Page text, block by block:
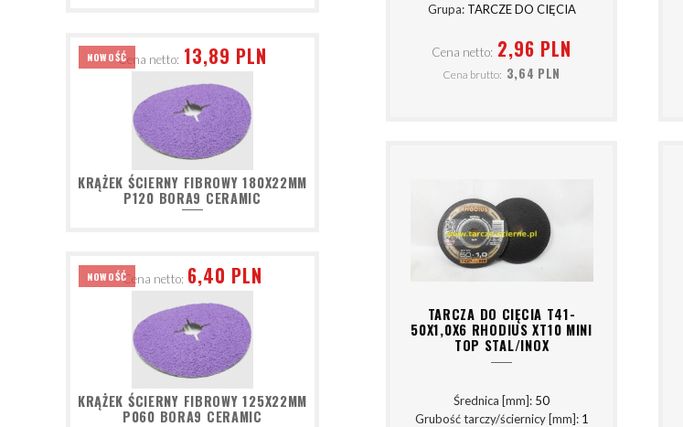
NOWOŚĆCena netto: 13,89 PLN
KRĄŻEK ŚCIERNY FIBROWY 180X22MM
P120 BORA9 CERAMIC
NOWOŚĆCena netto: 6,40 PLN
KRĄŻEK ŚCIERNY FIBROWY 125X22MM
P060 BORA9 CERAMIC
Grupa: TARCZE DO CIĘCIA
Cena netto: 2,96 PLN
Cena brutto: 3,64 PLN
TARCZA DO CIĘCIA T41-
50X1,0X6 RHODIUS XT10 MINI
TOP STAL/INOX
Średnica [mm]: 50
Grubość tarczy/ściernicy [mm]: 1